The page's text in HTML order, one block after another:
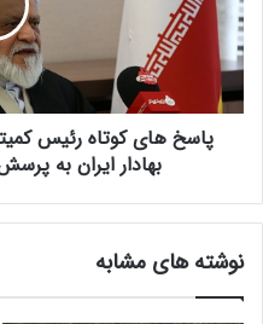
م
ص
ب
ا
ح
د
د
ه
ا
ی
ک
و
ی
پاسخ های کوتاه رئیس
بهادار ایران به
نوشته های مشابه